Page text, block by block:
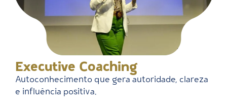
Executive Coaching
Autoconhecimento que gera autoridade, clareza
e influência positiva.